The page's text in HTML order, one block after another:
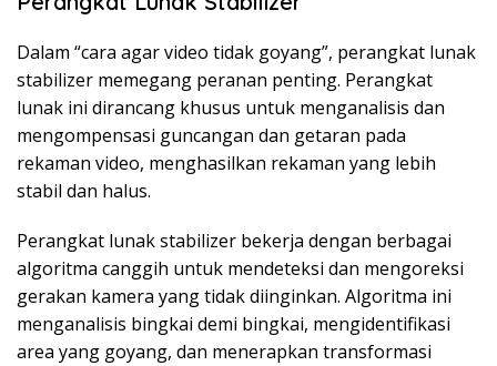
Dalam “cara agar video tidak goyang”, perangkat lunak
stabilizer memegang peranan penting. Perangkat
lunak ini dirancang khusus untuk menganalisis dan
mengompensasi guncangan dan getaran pada
rekaman video, menghasilkan rekaman yang lebih
stabil dan halus.
Perangkat lunak stabilizer bekerja dengan berbagai
algoritma canggih untuk mendeteksi dan mengoreksi
gerakan kamera yang tidak diinginkan. Algoritma ini
menganalisis bingkai demi bingkai, mengidentifikasi
area yang goyang, dan menerapkan transformasi